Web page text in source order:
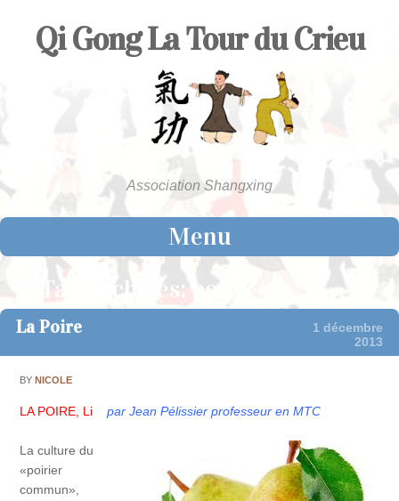
Qi Gong La Tour du Crieu
Association Shangxing
Menu
Skip to contentTag Archives:poire
La Poire
1 décembre
2013
BYNICOLE
LA POIRE, Li par Jean Pélissier professeur en MTC
La culture du
«poirier
commun»,